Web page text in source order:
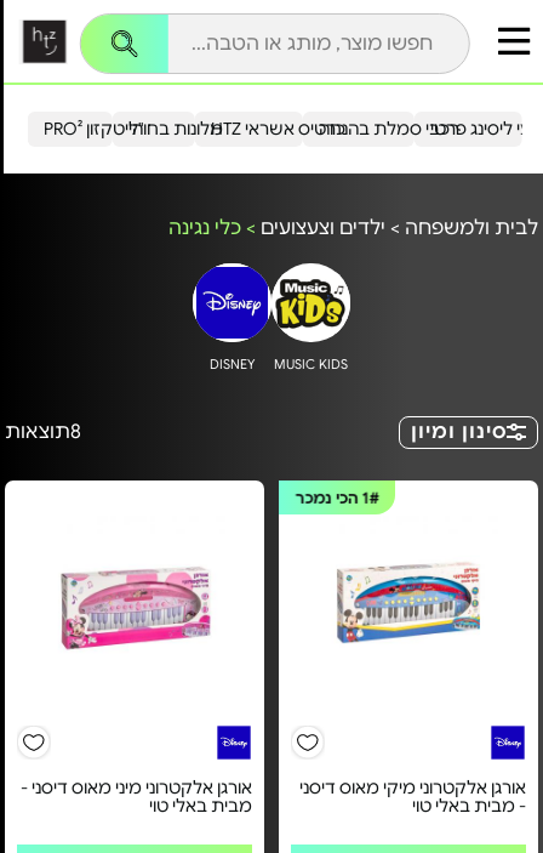
הייטקזון PRO²מלונות בחו"ל כרטיס אשראי HTZ ליסינג פרטירכבי סמלת בהנחה
לבית ולמשפחה > ילדים וצעצועים > כלי נגינה
MUSIC KIDS
DISNEY
סינון ומיון 8תוצאות
1# הכי נמכר
אורגן אלקטרוני מיקי מאוס דיסני
- מבית באלי טוי
אורגן אלקטרוני מיני מאוס דיסני -
מבית באלי טוי